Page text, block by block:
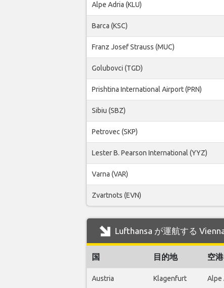
Alpe Adria (KLU)
Barca (KSC)
Franz Josef Strauss (MUC)
Golubovci (TGD)
Prishtina International Airport (PRN)
Sibiu (SBZ)
Petrovec (SKP)
Lester B. Pearson International (YYZ)
Varna (VAR)
Zvartnots (EVN)
Lufthansa が運航する
国 目的地 空港
Austria Klagenfurt Alpe